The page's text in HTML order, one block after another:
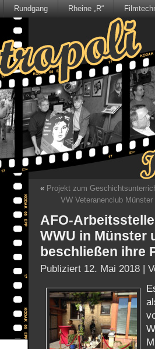
Rundgang Rheine „R“
« Projekt zum
VW Veteranenclub
AFO-
WWU in Münster
beschließen ihre
Publiziert 12. Mai 2018 |